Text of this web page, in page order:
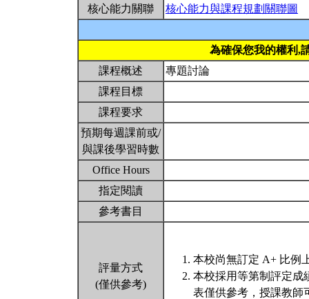
核心能力關聯
核心能力與課程規劃關聯圖
為確保您我的權利,
課程概述
專題討論
課程目標
課程要求
預期每週課前或/
與課後學習時數
Office Hours
指定閱讀
參考書目
評量方式
(僅供參考)
本校尚無訂定 A+ 比例
本校採用等第制評定成
表僅供參考，授課教師